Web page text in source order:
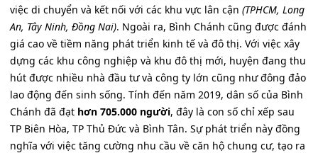
việc di chuyển và kết nối với các khu vực lân cận (TPHCM, Long
An, Tây Ninh, Đồng Nai). Ngoài ra, Bình Chánh cũng được đánh
giá cao về tiềm năng phát triển kinh tế và đô thị. Với việc xây
dựng các khu công nghiệp và khu đô thị mới, huyện đang thu
hút được nhiều nhà đầu tư và công ty lớn cũng như đông đảo
lao động đến sinh sống. Tính đến năm 2019, dân số của Bình
Chánh đã đạt hơn 705.000 người, đây là con số chỉ xếp sau
TP Biên Hòa, TP Thủ Đức và Bình Tân. Sự phát triển này đồng
nghĩa với việc tăng cường nhu cầu về căn hộ chung cư, tạo ra